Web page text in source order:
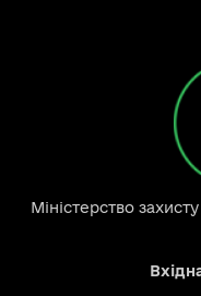
Міністерство